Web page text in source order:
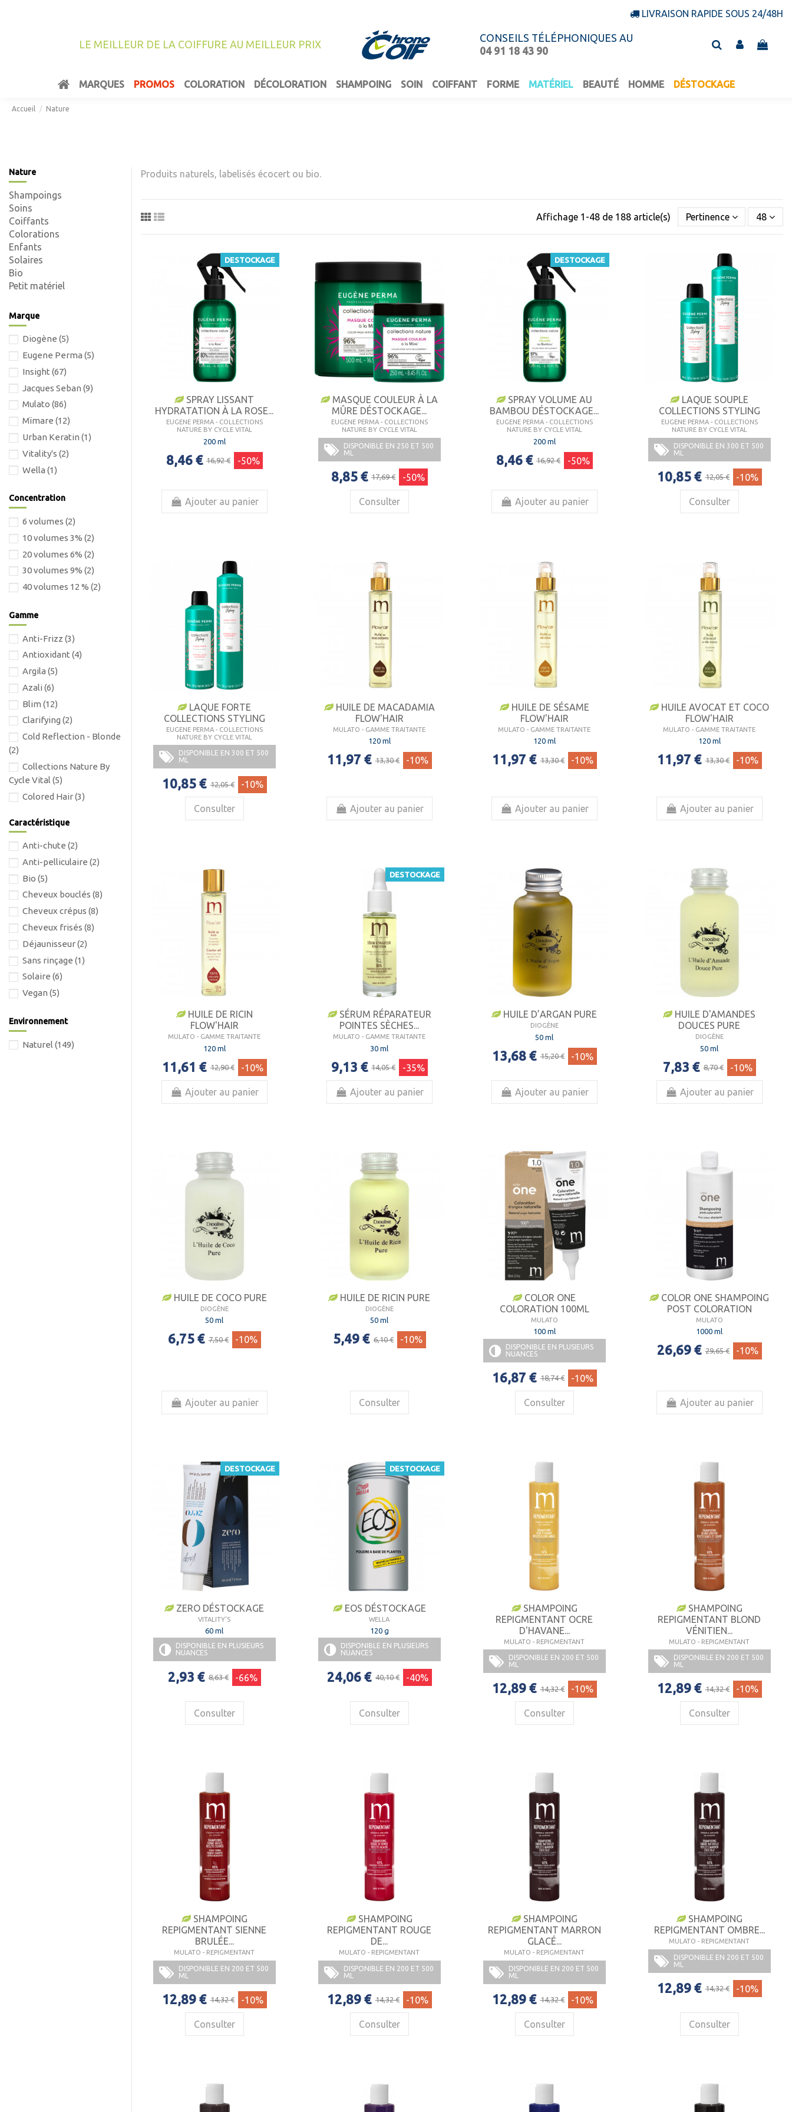
LIVRAISON RAPIDE SOUS 24/48H
LE MEILLEUR DE LA COIFFURE AU MEILLEUR PRIX
CONSEILS TÉLÉPHONIQUES AU
04 91 18 43 90
MARQUES PROMOS COLORATION DÉCOLORATION SHAMPOING SOIN COIFFANT FORME MATÉRIEL BEAUTÉ HOMME DÉSTOCKAGE
Accueil Nature
Produits naturels, labelisés écocert ou bio.
Affichage 1-48 de 188 article(s) Pertinence 48
DESTOCKAGE
SPRAY LISSANT
HYDRATATION À LA ROSE...
EUGENE PERMA - COLLECTIONS
NATURE BY CYCLE VITAL
200 ml
8,46 € 16,92 € -50%
Ajouter au panier
MASQUE COULEUR À LA
MÛRE DÉSTOCKAGE...
EUGENE PERMA - COLLECTIONS
NATURE BY CYCLE VITAL
DISPONIBLE EN 250 ET 500
ML
8,85 € 17,69 € -50%
Consulter
DESTOCKAGE
SPRAY VOLUME AU
BAMBOU DÉSTOCKAGE...
EUGENE PERMA - COLLECTIONS
NATURE BY CYCLE VITAL
200 ml
8,46 € 16,92 € -50%
Ajouter au panier
LAQUE SOUPLE
COLLECTIONS STYLING
EUGENE PERMA - COLLECTIONS
NATURE BY CYCLE VITAL
DISPONIBLE EN 300 ET 500
ML
10,85 € 12,05 € -10%
Consulter
LAQUE FORTE
COLLECTIONS STYLING
EUGENE PERMA - COLLECTIONS
NATURE BY CYCLE VITAL
DISPONIBLE EN 300 ET 500
ML
10,85 € 12,05 € -10%
Consulter
HUILE DE MACADAMIA
FLOW'HAIR
MULATO - GAMME TRAITANTE
120 ml
11,97 € 13,30 € -10%
Ajouter au panier
HUILE DE SÉSAME
FLOW'HAIR
MULATO - GAMME TRAITANTE
120 ml
11,97 € 13,30 € -10%
Ajouter au panier
HUILE AVOCAT ET COCO
FLOW'HAIR
MULATO - GAMME TRAITANTE
120 ml
11,97 € 13,30 € -10%
Ajouter au panier
HUILE DE RICIN
FLOW'HAIR
MULATO - GAMME TRAITANTE
120 ml
11,61 € 12,90 € -10%
Ajouter au panier
DESTOCKAGE
SÉRUM RÉPARATEUR
POINTES SÈCHES...
MULATO - GAMME TRAITANTE
30 ml
9,13 € 14,05 € -35%
Ajouter au panier
HUILE D’ARGAN PURE
DIOGÈNE
50 ml
13,68 € 15,20 € -10%
Ajouter au panier
HUILE D'AMANDES
DOUCES PURE
DIOGÈNE
50 ml
7,83 € 8,70 € -10%
Ajouter au panier
HUILE DE COCO PURE
DIOGÈNE
50 ml
6,75 € 7,50 € -10%
Ajouter au panier
HUILE DE RICIN PURE
DIOGÈNE
50 ml
5,49 € 6,10 € -10%
Consulter
COLOR ONE
COLORATION 100ML
MULATO
100 ml
DISPONIBLE EN PLUSIEURS
NUANCES
16,87 € 18,74 € -10%
Consulter
COLOR ONE SHAMPOING
POST COLORATION
MULATO
1000 ml
26,69 € 29,65 € -10%
Ajouter au panier
DESTOCKAGE
ZERO DÉSTOCKAGE
VITALITY'S
60 ml
DISPONIBLE EN PLUSIEURS
NUANCES
2,93 € 8,63 € -66%
Consulter
DESTOCKAGE
EOS DÉSTOCKAGE
WELLA
120 g
DISPONIBLE EN PLUSIEURS
NUANCES
24,06 € 40,10 € -40%
Consulter
SHAMPOING
REPIGMENTANT OCRE
D'HAVANE...
MULATO - REPIGMENTANT
DISPONIBLE EN 200 ET 500
ML
12,89 € 14,32 € -10%
Consulter
SHAMPOING
REPIGMENTANT BLOND
VÉNITIEN...
MULATO - REPIGMENTANT
DISPONIBLE EN 200 ET 500
ML
12,89 € 14,32 € -10%
Consulter
SHAMPOING
REPIGMENTANT SIENNE
BRULÉE...
MULATO - REPIGMENTANT
DISPONIBLE EN 200 ET 500
ML
12,89 € 14,32 € -10%
Consulter
SHAMPOING
REPIGMENTANT ROUGE
DE...
MULATO - REPIGMENTANT
DISPONIBLE EN 200 ET 500
ML
12,89 € 14,32 € -10%
Consulter
SHAMPOING
REPIGMENTANT MARRON
GLACÉ...
MULATO - REPIGMENTANT
DISPONIBLE EN 200 ET 500
ML
12,89 € 14,32 € -10%
Consulter
SHAMPOING
REPIGMENTANT OMBRE...
MULATO - REPIGMENTANT
DISPONIBLE EN 200 ET 500
ML
12,89 € 14,32 € -10%
Consulter
Nature
Shampoings
Soins
Coiffants
Colorations
Enfants
Solaires
Bio
Petit matériel
Marque
Diogène (5)
Eugene Perma (5)
Insight (67)
Jacques Seban (9)
Mulato (86)
Mïmare (12)
Urban Keratin (1)
Vitality's (2)
Wella (1)
Concentration
6 volumes (2)
10 volumes 3% (2)
20 volumes 6% (2)
30 volumes 9% (2)
40 volumes 12 % (2)
Gamme
Anti-Frizz (3)
Antioxidant (4)
Argila (5)
Azali (6)
Blim (12)
Clarifying (2)
Cold Reflection - Blonde
(2)
Collections Nature By
Cycle Vital (5)
Colored Hair(3)
Damaged Hair
Densifying (2)
Dry Hair(3)
Enfant
Gamme Traitante(20)
Icône(2)
Incolor(7)
Intech(5)
Lenitive(2)
M Expert(1)
Post Chemistry
Rebuild(2)
Repigmentant
Caractéristique
Anti-chute (2)
Anti-pelliculaire (2)
Bio (5)
Cheveux bouclés (8)
Cheveux crépus (8)
Cheveux frisés (8)
Déjaunisseur(2)
Sans rinçage (1)
Solaire (6)
Vegan (5)
Environnement
Naturel (149)